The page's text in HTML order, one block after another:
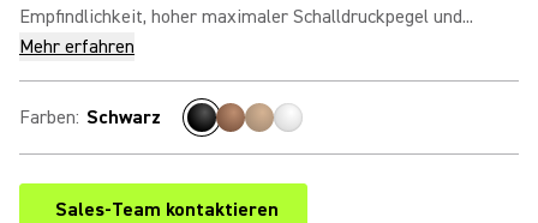
Empfindlichkeit, hoher maximaler Schalldruckpegel und...
Mehr erfahren
Farben: Schwarz
Sales-Team kontaktieren